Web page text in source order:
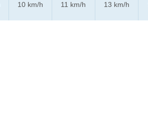
10 km/h
11 km/h
13 km/h